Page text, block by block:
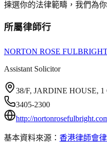
揀選你的法律範疇，我們為
所屬律師行
NORTON ROSE
Assistant Solicitor
38/F, JARDINE HOUSE,
3405-2300
http://
基本資料來源： 香港律師會